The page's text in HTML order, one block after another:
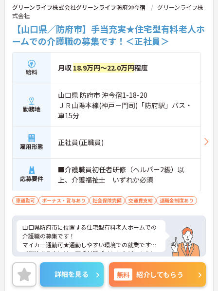
グリーンライフ株式会社グリーンライフ防府沖今宿
グリーンライフ株
式会社
【山口県／防府市】手当充実★住宅型有料老人ホ
ームでの介護職の募集です！＜正社員＞
給料 月収 18.9万円～22.0万円程度
勤務地
山口県 防府市 沖今宿1-18-20
ＪＲ山陽本線(神戸－門司)「防府駅」バス・
車15分
雇用形態 正社員(正職員)
応募要件
■介護職員初任者研修（ヘルパー2級）以
上、介護福祉士 いずれか必須
車通勤可 ボーナス・賞与あり 社会保険完備 交通費支給 退職金制度あり
山口県防府市に位置する住宅型有料老人ホームでの
介護職の募集です！
マイカー通勤可★通勤しやすい環境での就業です♪
ご興味ある方には、面接対策ポイントなど、さらに
詳細をお話しいたしますのでお気軽にご相談くださ
い。
詳細を見る 無料 紹介してもらう